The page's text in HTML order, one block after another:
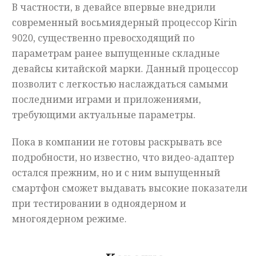
В частности, в девайсе впервые внедрили
современный восьмиядерный процессор Kirin
9020, существенно превосходящий по
параметрам ранее выпущенные складные
девайсы китайской марки. Данный процессор
позволит с легкостью наслаждаться самыми
последними играми и приложениями,
требующими актуальные параметры.
Пока в компании не готовы раскрывать все
подробности, но известно, что видео-адаптер
остался прежним, но и с ним выпущенный
смартфон сможет выдавать высокие показатели
при тестировании в одноядерном и
многоядерном режиме.